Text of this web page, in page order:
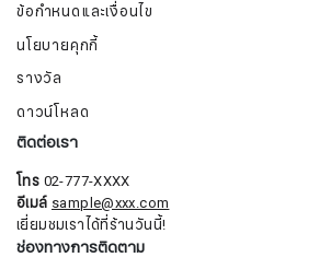
ข้อกำหนดและเงื่อนไข
นโยบายคุกกี้
รางวัล
ดาวน์โหลด
ติดต่อเรา
โทร 02-777-XXXX
อีเมล์ sample@xxx.com
เยี่ยมชมเราได้ที่ร้านวันนี้!
ช่องทางการติดตาม